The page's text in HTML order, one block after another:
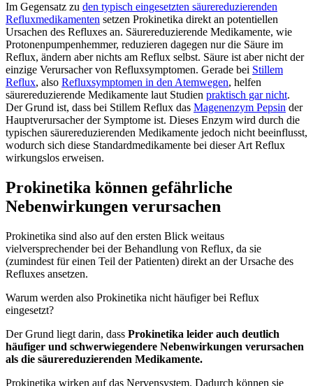
Im Gegensatz zu den typisch eingesetzten säurereduzierenden
Refluxmedikamenten setzen Prokinetika direkt an potentiellen
Ursachen des Refluxes an. Säurereduzierende Medikamente, wie
Protonenpumpenhemmer, reduzieren dagegen nur die Säure im
Reflux, ändern aber nichts am Reflux selbst. Säure ist aber nicht der
einzige Verursacher von Refluxsymptomen. Gerade bei Stillem
Reflux, also Refluxsymptomen in den Atemwegen, helfen
säurereduzierende Medikamente laut Studien praktisch gar nicht.
Der Grund ist, dass bei Stillem Reflux das Magenenzym Pepsin der
Hauptverursacher der Symptome ist. Dieses Enzym wird durch die
typischen säurereduzierenden Medikamente jedoch nicht beeinflusst,
wodurch sich diese Standardmedikamente bei dieser Art Reflux
wirkungslos erweisen.
Prokinetika können gefährliche
Nebenwirkungen verursachen
Prokinetika sind also auf den ersten Blick weitaus
vielversprechender bei der Behandlung von Reflux, da sie
(zumindest für einen Teil der Patienten) direkt an der Ursache des
Refluxes ansetzen.
Warum werden also Prokinetika nicht häufiger bei Reflux
eingesetzt?
Der Grund liegt darin, dass Prokinetika leider auch deutlich
häufiger und schwerwiegendere Nebenwirkungen verursachen
als die säurereduzierenden Medikamente.
Prokinetika wirken auf das Nervensystem. Dadurch können sie